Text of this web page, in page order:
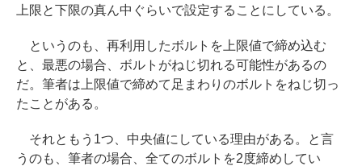
上限と下限の真ん中ぐらいで設定することにしている。
というのも、再利用したボルトを上限値で締め込む
と、最悪の場合、ボルトがねじ切れる可能性があるの
だ。筆者は上限値で締めて足まわりのボルトをねじ切っ
たことがある。
それともう1つ、中央値にしている理由がある。と言
うのも、筆者の場合、全てのボルトを2度締めしてい